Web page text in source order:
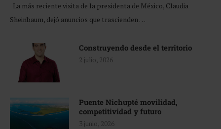
La más reciente visita de la presidenta de México, Claudia
Sheinbaum, dejó anuncios que trascienden …
Construyendo desde el territorio
2 julio, 2026
Puente Nichupté movilidad,
competitividad y futuro
3 junio, 2026